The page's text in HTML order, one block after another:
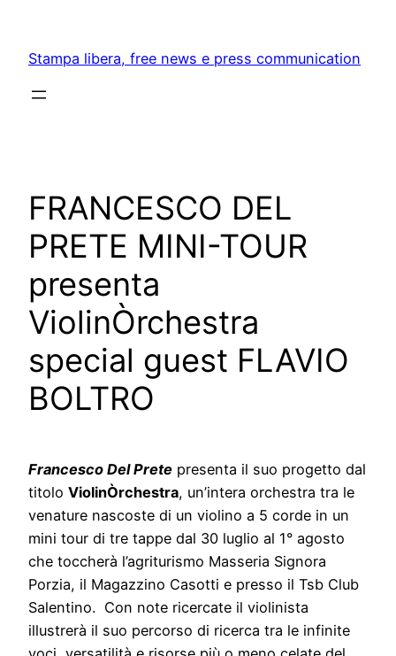
content
Stampa libera, free news e press communication
FRANCESCO DEL
PRETE MINI-TOUR
presenta
ViolinÒrchestra
special guest FLAVIO
BOLTRO
Francesco Del Prete presenta il suo progetto dal
titolo ViolinÒrchestra, un’intera orchestra tra le
venature nascoste di un violino a 5 corde in un
mini tour di tre tappe dal 30 luglio al 1° agosto
che toccherà l’agriturismo Masseria Signora
Porzia, il Magazzino Casotti e presso il Tsb Club
Salentino. Con note ricercate il violinista
illustrerà il suo percorso di ricerca tra le infinite